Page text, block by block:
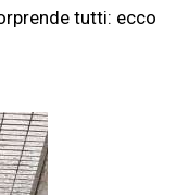
tutti: ecco